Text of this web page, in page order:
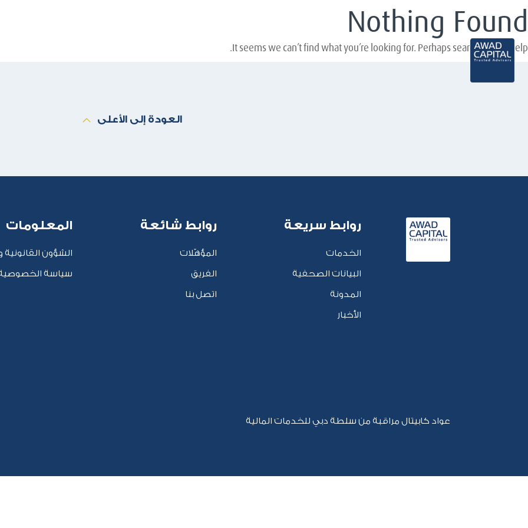
Nothing Found
It seems we can’t find what you’re looking for. Perhaps searching can help.
العودة إلى الأعلى
روابط سريعة
الخدمات
البيانات الصحفية
المدونة
الأخبار
روابط شائعة
المؤهّلات
الفريق
اتصل بنا
المعلومات
الشؤون القانونية
سياسة
عواد كابيتال مراقبة من سلطة دبي للخدمات المالية